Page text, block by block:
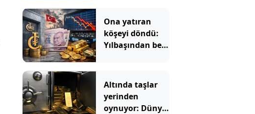
Ona yatıran
köşeyi döndü:
Yılbaşından beri
Altında taşlar
yerinden
oynuyor: Dünya